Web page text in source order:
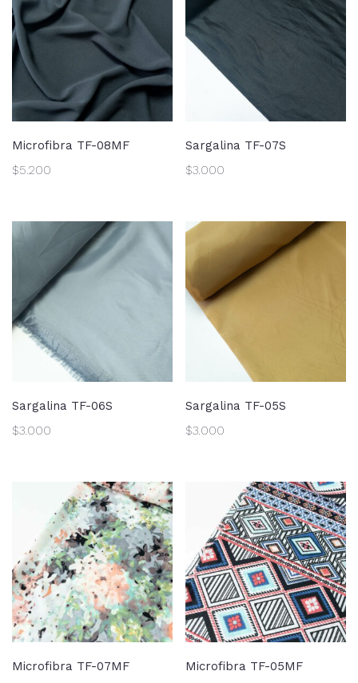
Microfibra TF-08MF
$5.200
Sargalina TF-07S
$3.000
Sargalina TF-06S
$3.000
Sargalina TF-05S
$3.000
Microfibra TF-07MF
Microfibra TF-05MF